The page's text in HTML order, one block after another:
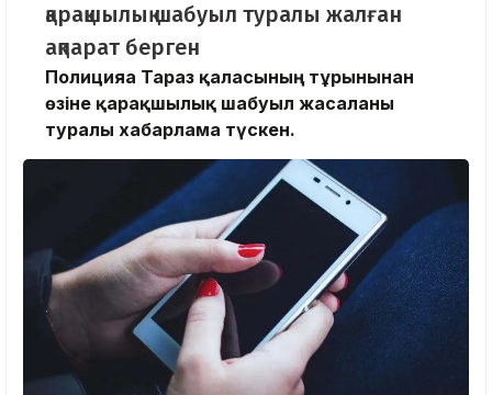
қарақшылық шабуыл туралы жалған
ақпарат берген
Полицияға Тараз қаласының тұрғынынан
өзіне қарақшылық шабуыл жасалғаны
туралы хабарлама түскен.